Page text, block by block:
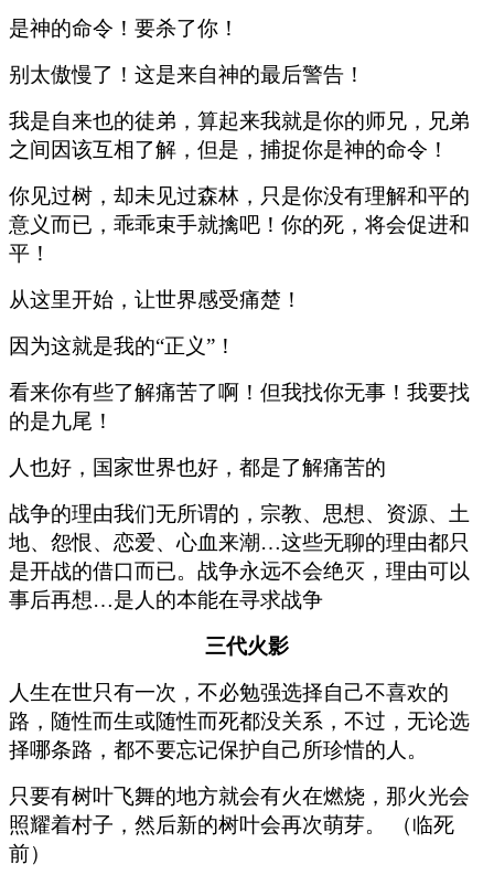
是神的命令！要杀了你！
别太傲慢了！这是来自神的最后警告！
我是自来也的徒弟，算起来我就是你的师兄，兄弟
之间因该互相了解，但是，捕捉你是神的命令！
你见过树，却未见过森林，只是你没有理解和平的
意义而已，乖乖束手就擒吧！你的死，将会促进和
平！
从这里开始，让世界感受痛楚！
因为这就是我的“正义”！
看来你有些了解痛苦了啊！但我找你无事！我要找
的是九尾！
人也好，国家世界也好，都是了解痛苦的
战争的理由我们无所谓的，宗教、思想、资源、土
地、怨恨、恋爱、心血来潮…这些无聊的理由都只
是开战的借口而已。战争永远不会绝灭，理由可以
事后再想…是人的本能在寻求战争
三代火影
人生在世只有一次，不必勉强选择自己不喜欢的
路，随性而生或随性而死都没关系，不过，无论选
择哪条路，都不要忘记保护自己所珍惜的人。
只要有树叶飞舞的地方就会有火在燃烧，那火光会
照耀着村子，然后新的树叶会再次萌芽。 （临死
前）